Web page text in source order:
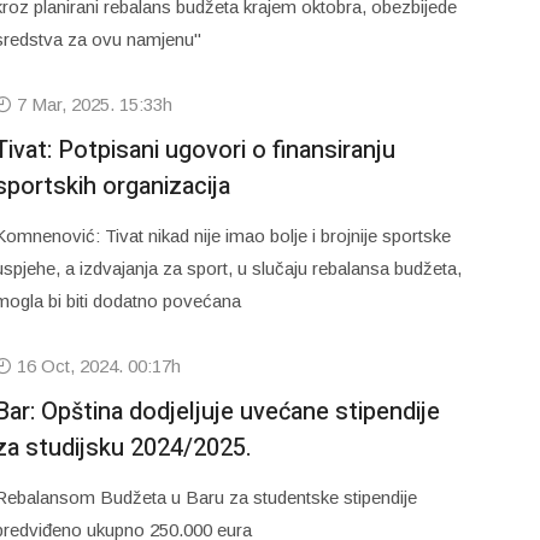
planirani rebalans budžeta krajem oktobra, obezbijede
za ovu namjenu"
7 Mar, 2025. 15:33h
Potpisani ugovori o finansiranju
organizacija
Tivat nikad nije imao bolje i brojnije sportske
a izdvajanja za sport, u slučaju rebalansa budžeta,
bi biti dodatno povećana
16 Oct, 2024. 00:17h
Opština dodjeljuje uvećane stipendije
studijsku 2024/2025.
Budžeta u Baru za studentske stipendije
ukupno 250.000 eura